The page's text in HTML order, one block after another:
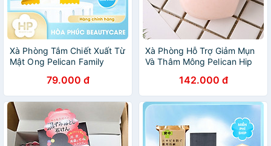
Xà Phòng Tắm Chiết Xuất Từ
Mật Ong Pelican Family
79.000 đ
Xà Phòng Hỗ Trợ Giảm Mụn
Và Thâm Mông Pelican Hip
142.000 đ